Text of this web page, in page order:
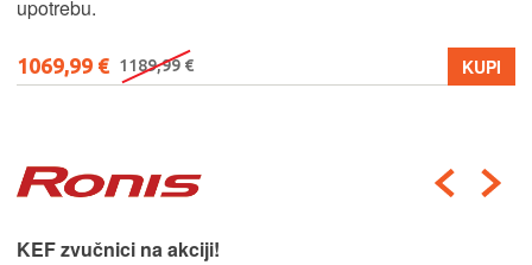
upotrebu.
1069,99 € 1189,99 € KUPI
KEF zvučnici na akciji!